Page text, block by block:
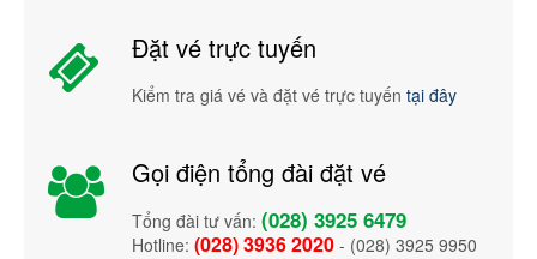
Đặt vé trực tuyến
Kiểm tra giá vé và đặt vé trực tuyến tại đây
Gọi điện tổng đài đặt vé
Tổng đài tư vấn: (028) 3925 6479
Hotline: (028) 3936 2020 - (028) 3925 9950